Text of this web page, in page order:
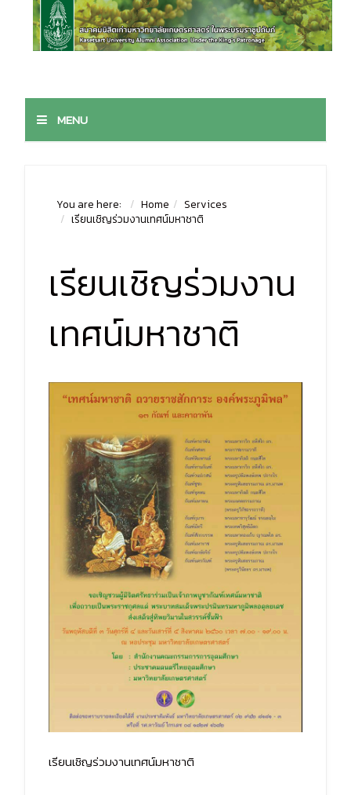
MENU
You are here: Home
Services
เรียนเชิญร่วมงานเทศน์มหาชาติ
เรียนเชิญร่วมงาน
เทศน์มหาชาติ
เรียนเชิญร่วมงานเทศน์มหาชาติ